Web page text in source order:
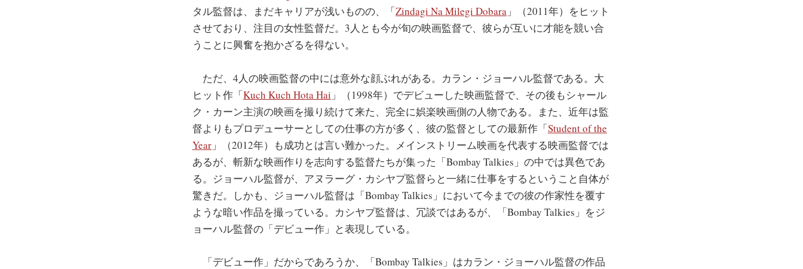
タル監督は、まだキャリアが浅いものの、「Zindagi Na Milegi Dobara 」（2011年）をヒット
させており、注目の女性監督だ。3人とも今が旬の映画監督で、彼らが互いに才能を競い合
うことに興奮を抱かざるを得ない。
ただ、4人の映画監督の中には意外な顔ぶれがある。カラン・ジョーハル監督である。大
ヒット作「Kuch Kuch Hota Hai 」（1998年）でデビューした映画監督で、その後もシャール
ク・カーン主演の映画を撮り続けて来た、完全に娯楽映画側の人物である。また、近年は監
督よりもプロデューサーとしての仕事の方が多く、彼の監督としての最新作「Student of the
Year 」（2012年）も成功とは言い難かった。メインストリーム映画を代表する映画監督では
あるが、斬新な映画作りを志向する監督たちが集った「Bombay Talkies」の中では異色であ
る。ジョーハル監督が、アヌラーグ・カシヤプ監督らと一緒に仕事をするということ自体が
驚きだ。しかも、ジョーハル監督は「Bombay Talkies」において今までの彼の作家性を覆す
ような暗い作品を撮っている。カシヤプ監督は、冗談ではあるが、「Bombay Talkies」をジ
ョーハル監督の「デビュー作」と表現している。
「デビュー作」だからであろうか、「Bombay Talkies」はカラン・ジョーハル監督の作品